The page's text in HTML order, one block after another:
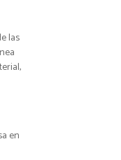
las
en